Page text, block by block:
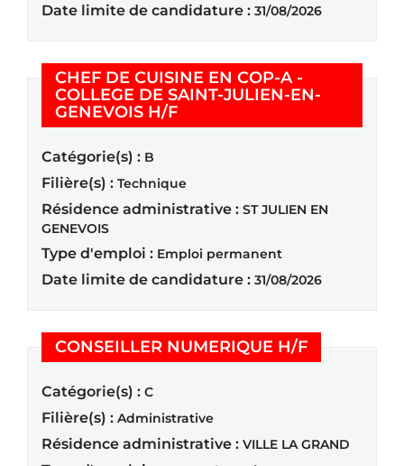
Date limite de candidature : 31/08/2026
CHEF DE CUISINE EN COP-A -
COLLEGE DE SAINT-JULIEN-EN-
GENEVOIS H/F(Nouvelle fenêtre)
Catégorie(s) : B
Filière(s) : Technique
Résidence administrative : ST JULIEN EN
GENEVOIS
Type d'emploi : Emploi permanent
Date limite de candidature : 31/08/2026
CONSEILLER NUMERIQUE H/F(Nouvelle
Catégorie(s) : C
Filière(s) : Administrative
Résidence administrative : VILLE LA GRAND